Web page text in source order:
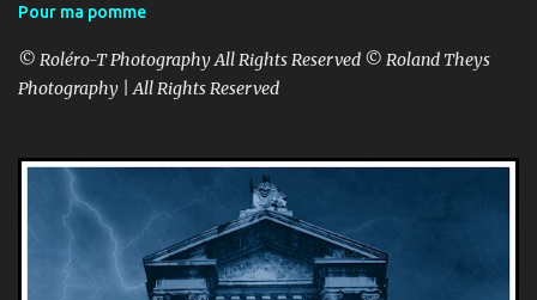
Pour ma pomme
© Roléro-T Photography All Rights Reserved © Roland Theys
Photography | All Rights Reserved